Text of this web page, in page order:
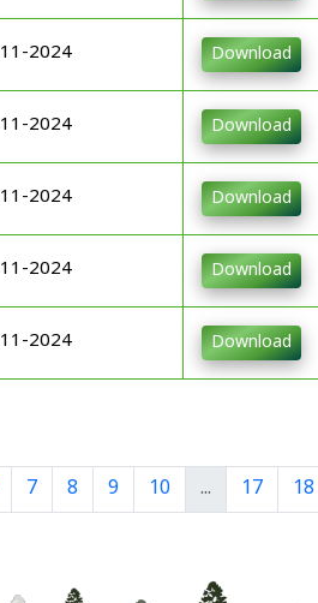
2024 Download
2024 Download
2024 Download
2024 Download
2024 Download
7 8 9 10 ... 17 18